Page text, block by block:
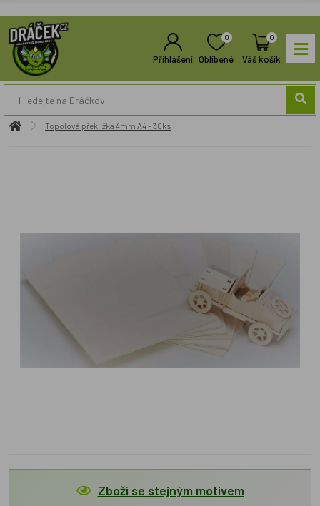
Přihlášení
0
Oblíbené
0
Váš košík
Topolová překližka 4mm A4 - 30ks
Zboží se stejným motivem